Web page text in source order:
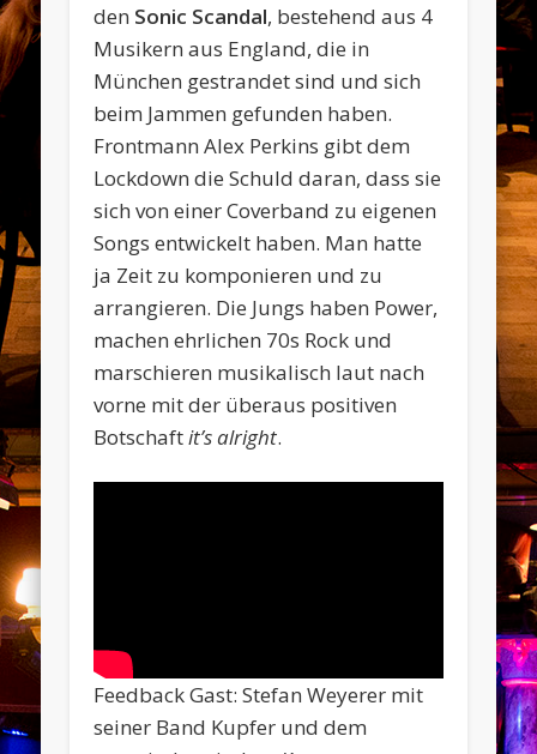
den Sonic Scandal, bestehend aus 4
Musikern aus England, die in
München gestrandet sind und sich
beim Jammen gefunden haben.
Frontmann Alex Perkins gibt dem
Lockdown die Schuld daran, dass sie
sich von einer Coverband zu eigenen
Songs entwickelt haben. Man hatte
ja Zeit zu komponieren und zu
arrangieren. Die Jungs haben Power,
machen ehrlichen 70s Rock und
marschieren musikalisch laut nach
vorne mit der überaus positiven
Botschaftit’s alright.
Feedback Gast: Stefan Weyerer mit
seiner Band Kupfer und dem